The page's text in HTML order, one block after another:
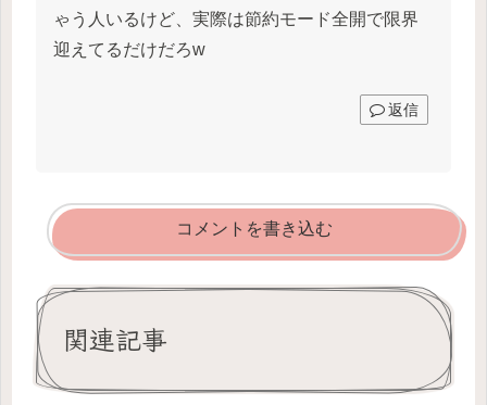
ゃう人いるけど、実際は節約モード全開で限界
迎えてるだけだろw
返信
コメントを書き込む
関連記事